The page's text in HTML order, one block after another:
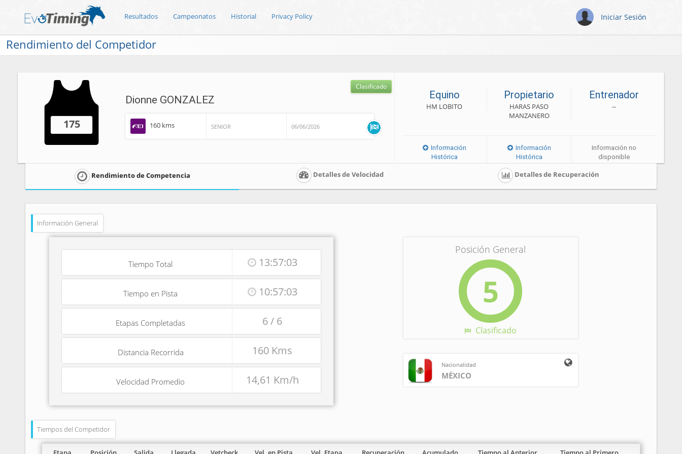
Resultados Campeonatos Historial Privacy Policy Iniciar Sesión
Rendimiento del Competidor
175
Dionne GONZALEZ
Clasificado
160 kms SENIOR 06/06/2026
Equino
HM LOBITO
Propietario
HARAS PASO
MANZANERO
Entrenador
--
Información
Histórica
Información
Histórica
Información no
disponible
Rendimiento de Competencia Detalles de Velocidad Detalles de Recuperación
Información General
Tiempo Total 13:57:03
Tiempo en Pista 10:57:03
Etapas Completadas 6 / 6
Distancia Recorrida 160 Kms
Velocidad Promedio 14,61 Km/h
Posición General
5
Clasificado
Nacionalidad
MÉXICO
Tiempos del Competidor